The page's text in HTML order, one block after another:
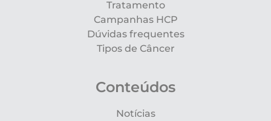
Tratamento
Campanhas HCP
Dúvidas frequentes
Tipos de Câncer
Conteúdos
Notícias